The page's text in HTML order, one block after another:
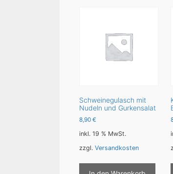
Schweinegulasch mit
Nudeln und Gurkensalat
8,90 €
inkl. 19 % MwSt.
zzgl. Versandkosten